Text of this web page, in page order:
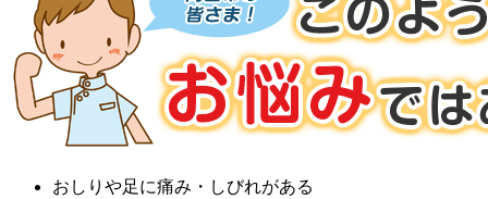
おしりや足に痛み・しびれがある